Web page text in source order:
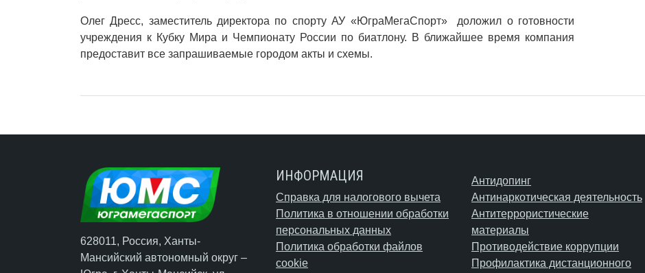
Олег Дресс, заместитель директора по спорту АУ «ЮграМегаСпорт» доложил о готовности
учреждения к Кубку Мира и Чемпионату России по биатлону. В ближайшее время компания
предоставит все запрашиваемые городом акты и схемы.
628011, Россия, Ханты-
Мансийский автономный округ –
ИНФОРМАЦИЯ
Справка для налогового вычета
Политика в отношении обработки
персональных данных
Политика обработки файлов
cookie
Антидопинг
Антинаркотическая деятельность
Антитеррористические
материалы
Противодействие коррупции
Профилактика дистанционного